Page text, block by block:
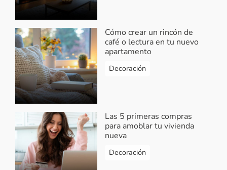
Cómo crear un rincón de
café o lectura en tu nuevo
apartamento
Decoración
Las 5 primeras compras
para amoblar tu vivienda
nueva
Decoración